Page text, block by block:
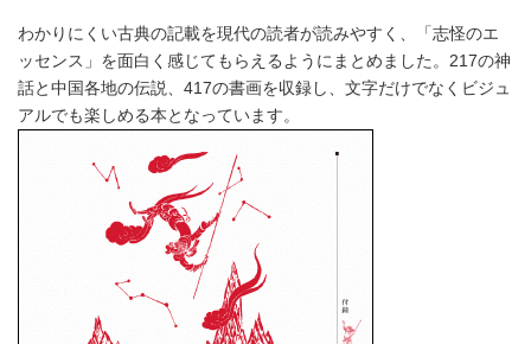
わかりにくい古典の記載を現代の読者が読みやすく、「志怪のエ
ッセンス」を面白く感じてもらえるようにまとめました。217の神
話と中国各地の伝説、417の書画を収録し、文字だけでなくビジュ
アルでも楽しめる本となっています。